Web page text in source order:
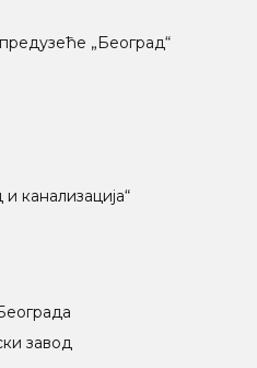
„Београд“
канализација“
завод